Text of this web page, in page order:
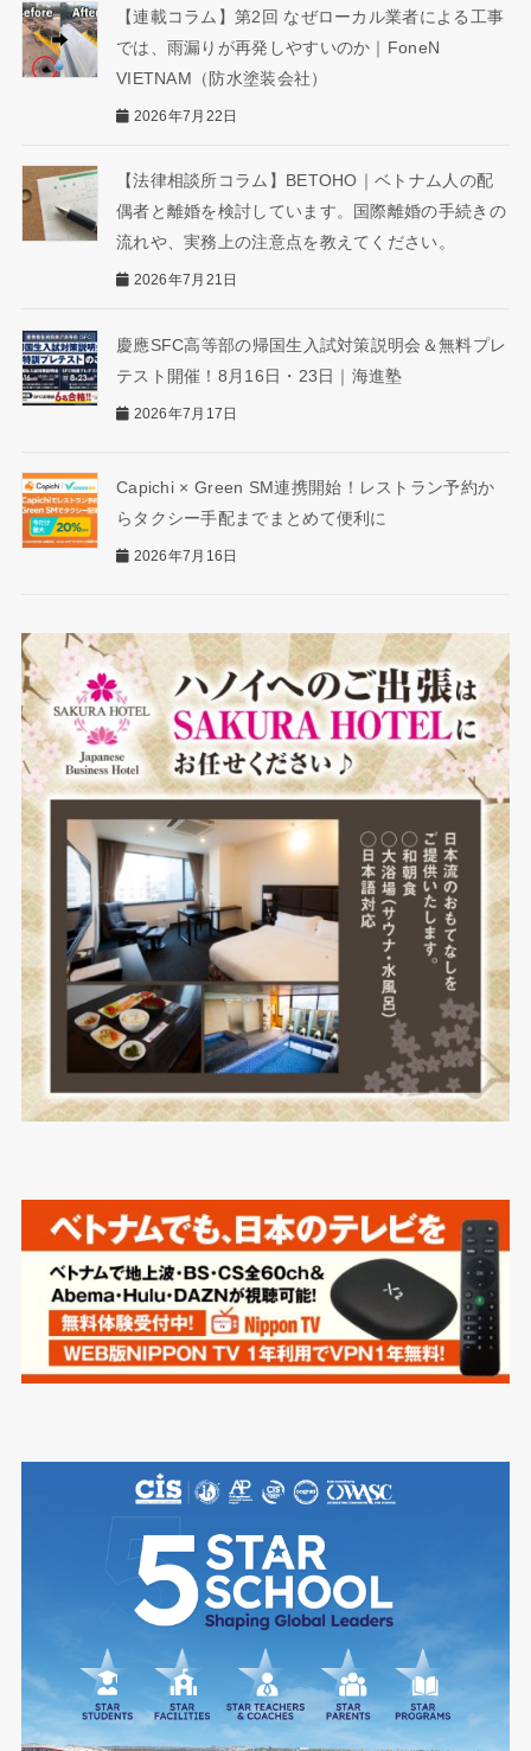
【連載コラム】第2回 なぜローカル業者による工事
では、雨漏りが再発しやすいのか｜FoneN
VIETNAM（防水塗装会社）
2026年7月22日
【法律相談所コラム】BETOHO｜ベトナム人の配
偶者と離婚を検討しています。国際離婚の手続きの
流れや、実務上の注意点を教えてください。
2026年7月21日
慶應SFC高等部の帰国生入試対策説明会＆無料プレ
テスト開催！8月16日・23日｜海進塾
2026年7月17日
Capichi × Green SM連携開始！レストラン予約か
らタクシー手配までまとめて便利に
2026年7月16日